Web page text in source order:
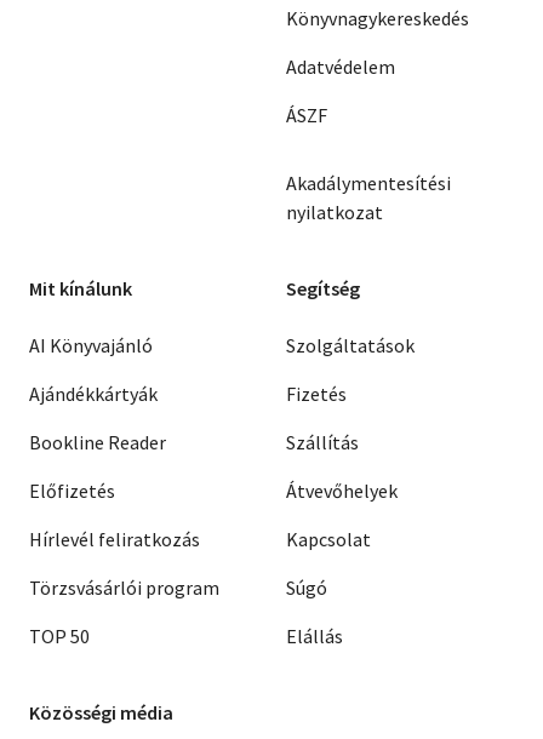
Könyvnagykereskedés
Adatvédelem
ÁSZF
Akadálymentesítési
nyilatkozat
Mit kínálunk
AI Könyvajánló
Ajándékkártyák
Bookline Reader
Előfizetés
Hírlevél feliratkozás
Törzsvásárlói program
TOP 50
Segítség
Szolgáltatások
Fizetés
Szállítás
Átvevőhelyek
Kapcsolat
Súgó
Elállás
Közösségi média